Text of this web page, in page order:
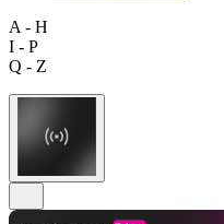
A - H
I - P
Q - Z